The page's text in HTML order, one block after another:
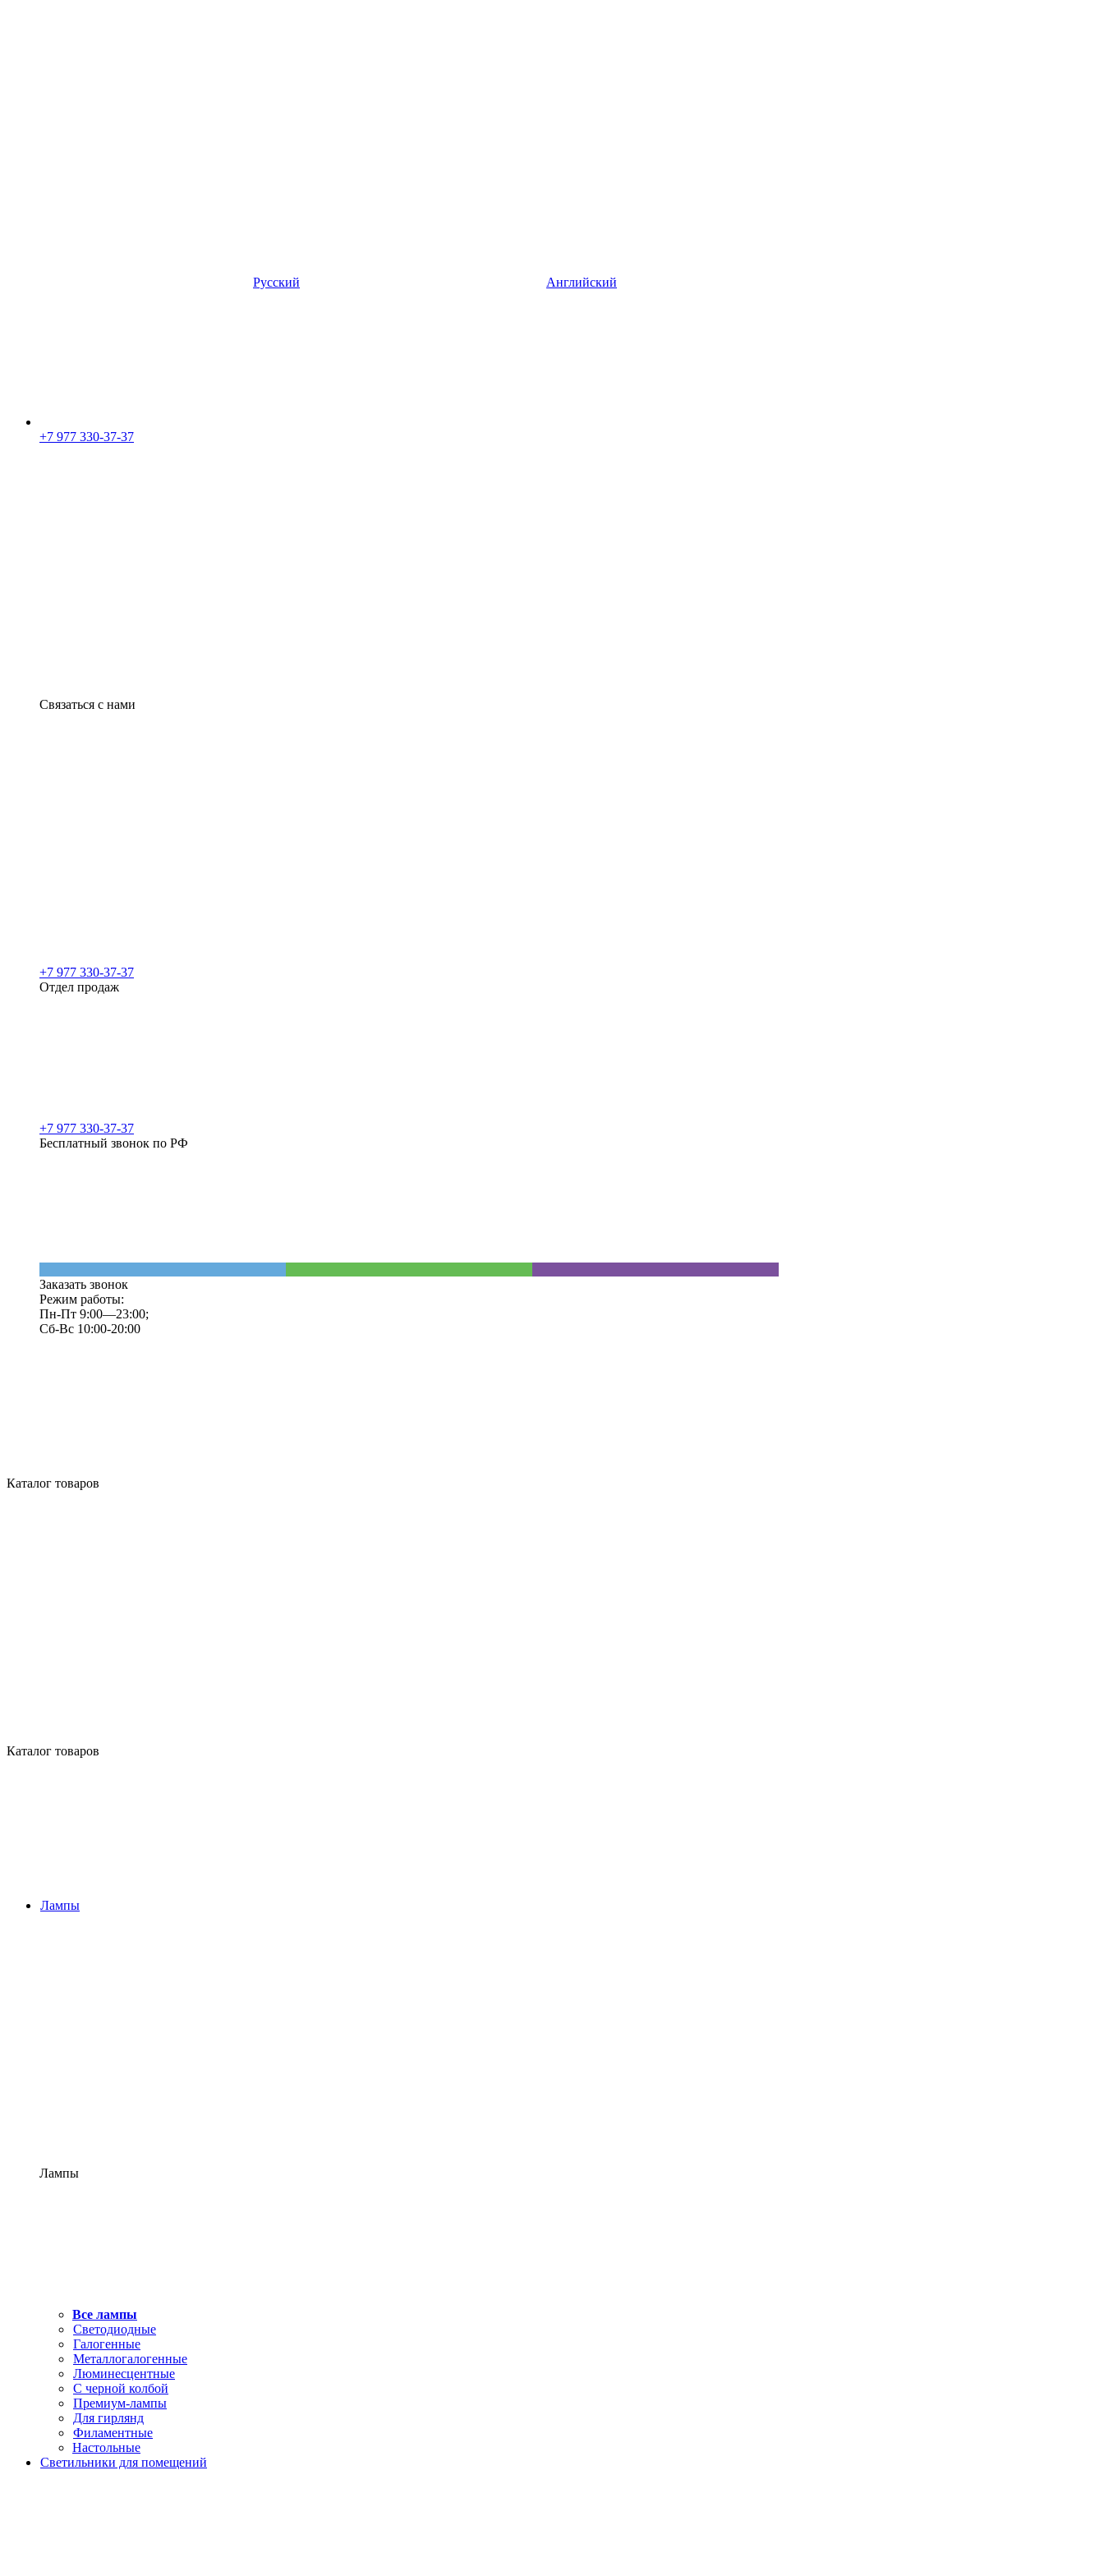
Русский Английский
+7 977 330-37-37
Связаться с нами
+7 977 330-37-37
Отдел продаж
+7 977 330-37-37
Бесплатный звонок по РФ
Заказать звонок
Режим работы:
Пн-Пт 9:00—23:00;
Сб-Вс 10:00-20:00
Каталог товаров
Каталог товаров
Лампы
Лампы
Все лампы
Светодиодные
Галогенные
Металлогалогенные
Люминесцентные
С черной колбой
Премиум-лампы
Для гирлянд
Филаментные
Настольные
Светильники для помещений